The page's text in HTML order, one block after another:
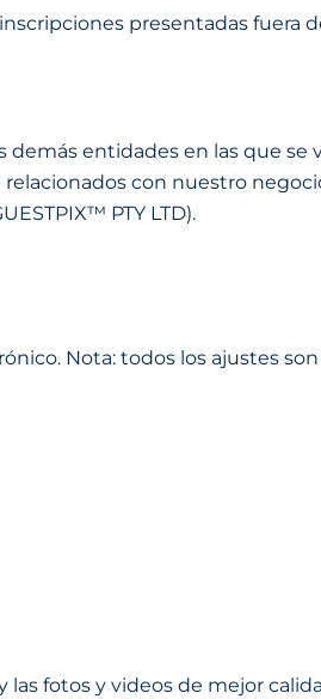
presentadas fuera
demás entidades en las que se
con nuestro
PTY LTD).
Nota: todos los ajustes son
fotos y videos de mejor